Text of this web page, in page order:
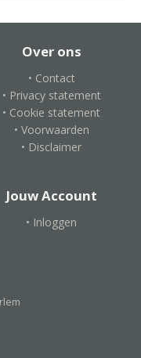
Over ons
• Contact
• Privacy statement
• Cookie statement
• Voorwaarden
• Disclaimer
Jouw Account
• Inloggen